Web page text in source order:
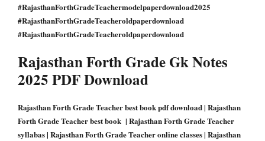
#RajasthanForthGradeTeachermodelpaperdownload2025
#RajasthanForthGradeTeacheroldpaperdownload
#RajasthanForthGradeTeacheroldpaperdownload
Rajasthan Forth GradeGk Notes
2025 PDF Download
Rajasthan Forth Grade Teacher best book pdf download | Rajasthan
Forth Grade Teacher best book | Rajasthan Forth Grade Teacher
syllabas | Rajasthan Forth Grade Teacher online classes | Rajasthan